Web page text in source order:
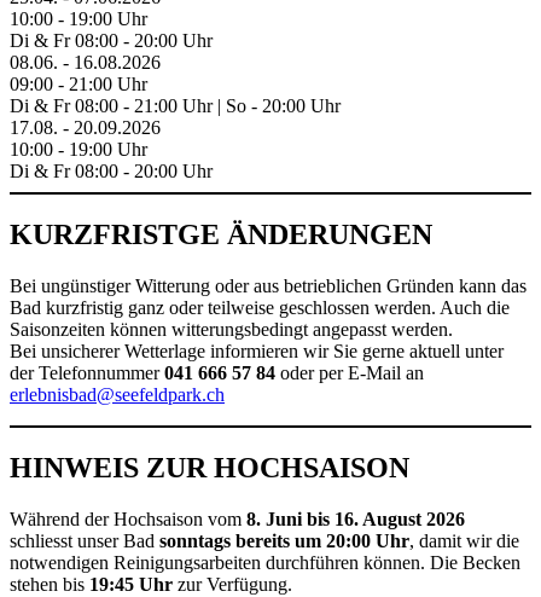
10:00 - 19:00 Uhr
Di & Fr 08:00 - 20:00 Uhr
08.06. - 16.08.2026
09:00 - 21:00 Uhr
Di & Fr 08:00 - 21:00 Uhr | So - 20:00 Uhr
17.08. - 20.09.2026
10:00 - 19:00 Uhr
Di & Fr 08:00 - 20:00 Uhr
KURZFRISTGE ÄNDERUNGEN
Bei ungünstiger Witterung oder aus betrieblichen Gründen kann das
Bad kurzfristig ganz oder teilweise geschlossen werden. Auch die
Saisonzeiten können witterungsbedingt angepasst werden.
Bei unsicherer Wetterlage informieren wir Sie gerne aktuell unter
der Telefonnummer041 666 57 84 oder per E-Mail an
erlebnisbad@seefeldpark.ch
HINWEIS ZUR HOCHSAISON
Während der Hochsaison vom 8. Juni bis 16. August 2026
schliesst unser Bad sonntags bereits um 20:00 Uhr, damit wir die
notwendigen Reinigungsarbeiten durchführen können. Die Becken
stehen bis 19:45 Uhr zur Verfügung.